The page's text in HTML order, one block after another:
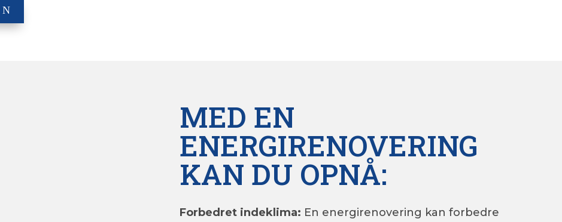
MED EN
ENERGIRENOVERING
KAN DU OPNÅ:
Forbedret indeklima: En energirenovering kan forbedre